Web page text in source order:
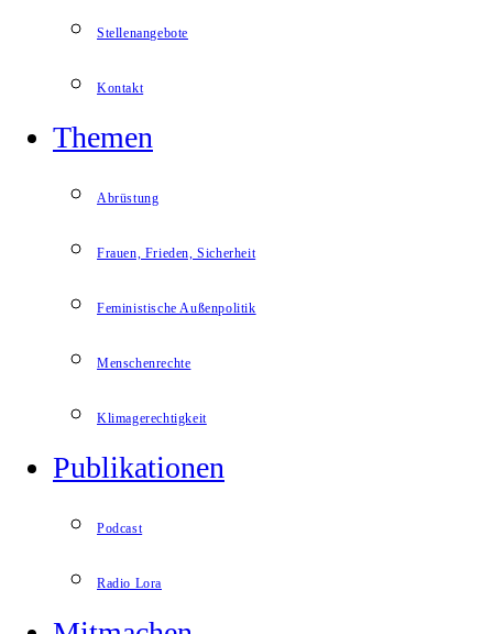
Stellenangebote
Kontakt
Themen
Abrüstung
Frauen, Frieden, Sicherheit
Feministische Außenpolitik
Menschenrechte
Klimagerechtigkeit
Publikationen
Podcast
Radio Lora